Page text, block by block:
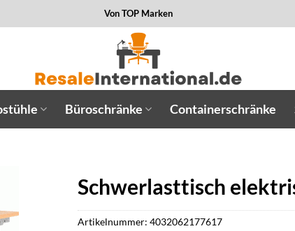
Von TOP Marken
Büroschränke Containerschränke
Schwerlasttisch
Artikelnummer:4032062177617